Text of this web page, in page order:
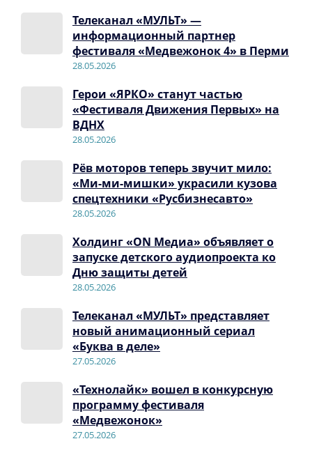
Телеканал «МУЛЬТ» —
информационный партнер
фестиваля «Медвежонок 4» в Перми
28.05.2026
Герои «ЯРКО» станут частью
«Фестиваля Движения Первых» на
ВДНХ
28.05.2026
Рёв моторов теперь звучит мило:
«Ми-ми-мишки» украсили кузова
спецтехники «Русбизнесавто»
28.05.2026
Холдинг «ON Медиа» объявляет о
запуске детского аудиопроекта ко
Дню защиты детей
28.05.2026
Телеканал «МУЛЬТ» представляет
новый анимационный сериал
«Буква в деле»
27.05.2026
«Технолайк» вошел в конкурсную
программу фестиваля
«Медвежонок»
27.05.2026